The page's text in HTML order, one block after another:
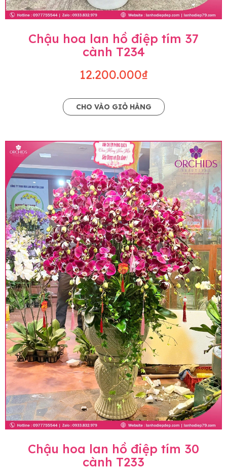
Chậu hoa lan hồ điệp tím 37
cành T234
12.200.000₫
CHO VÀO GIỎ HÀNG
Chậu hoa lan hồ điệp tím 30
cành T233